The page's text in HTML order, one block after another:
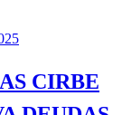
CIRBE